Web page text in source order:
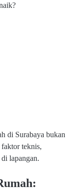
di Surabaya bukan
teknis,
lapangan.